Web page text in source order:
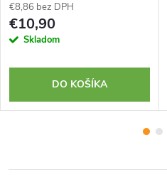
€8,86 bez DPH
€10,90
Skladom
DO KOŠÍKA